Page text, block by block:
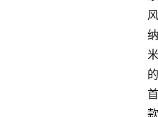
风
纳
米
的
首
款